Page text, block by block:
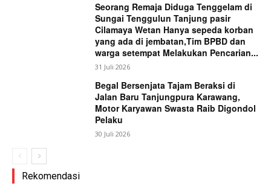
Seorang Remaja Diduga Tenggelam di
Sungai Tenggulun Tanjung pasir
Cilamaya Wetan Hanya sepeda korban
yang ada di jembatan,Tim BPBD dan
warga setempat Melakukan Pencarian...
31 Juli 2026
Begal Bersenjata Tajam Beraksi di
Jalan Baru Tanjungpura Karawang,
Motor Karyawan Swasta Raib Digondol
Pelaku
30 Juli 2026
Rekomendasi